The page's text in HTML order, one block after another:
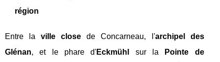
région
Entre laville close de Concarneau, l'archipel des
Glénan, et le phare d'Eckmühl sur la
Pointe de